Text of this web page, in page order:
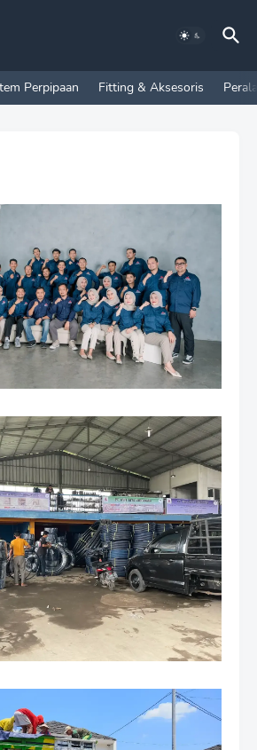
Perpipaan Fitting & Aksesoris